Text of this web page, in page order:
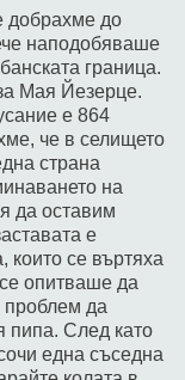
добрахме до
наподобяваше
граница.
Мая Йезерце.
е 864
че в селището
страна
на
да оставим
е
които се въртяха
опитваше да
проблем да
пипа. След като
една съседна